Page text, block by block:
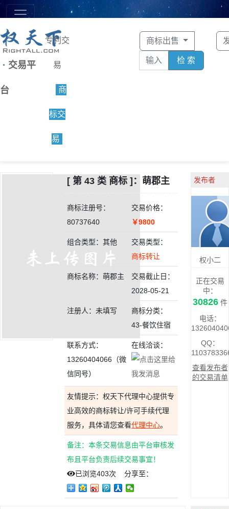
· 交易平
台
专利交
易
商
标交
易
商标出售
检 索
[ 第 43 类 商标 ]：萌郡主
商标注册号：
80737640
交易价格：
￥9800
组合类型：其他
交易类型：
商标转让
商标名称：萌郡主
交易截止日：
2028-05-21
注册人：未填写
商标分类：
43-餐饮住宿
联系方式：
13260404066（微
信同号）
在线洽谈：
友情提示：权天下代理中心提供专
业高效的商标转让/许可手续代理
服务，具体请您查看代理中心。
备注：本条交易信息由平台审核发
布且平台负责后续交易事宜！
已浏览403次 分享至：
发布者
权小二
正在交易
中：
30826件
电话：
QQ：
查看发布者
的交易清单